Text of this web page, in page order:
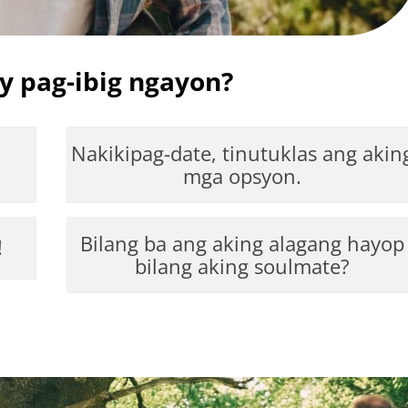
pag-ibig ngayon?
Nakikipag-date, tinutuklas ang
mga opsyon.
Bilang ba ang aking alagang hayop
bilang aking soulmate?